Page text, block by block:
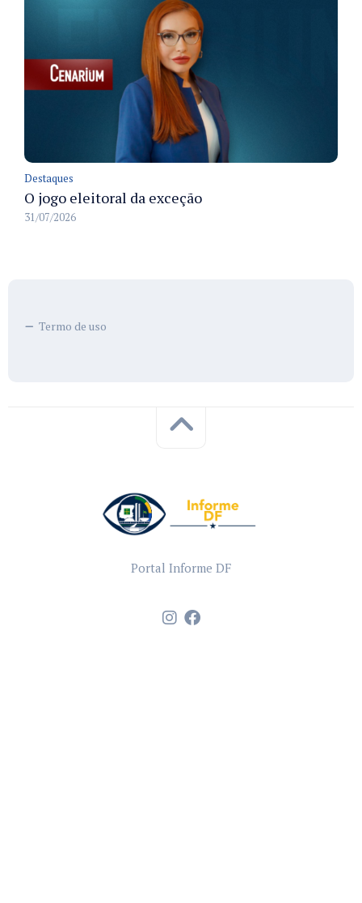
Destaques
O jogo eleitoral da exceção
31/07/2026
Termo de uso
Portal Informe DF